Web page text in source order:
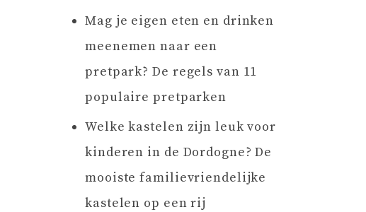
Mag je eigen eten en drinken
meenemen naar een
pretpark? De regels van 11
populaire pretparken
Welke kastelen zijn leuk voor
kinderen in de Dordogne? De
mooiste familievriendelijke
kastelen op een rij